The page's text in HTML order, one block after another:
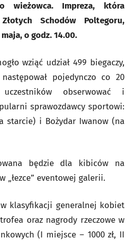
wieżowca. Impreza, która
Schodów Poltegoru,
o godz. 14.00.
wziąć udział 499 biegaczy,
pojedynczo co 20
obserwować i
sprawozdawcy sportowi:
starcie) i Bożydar Iwanow (na
będzie dla kibiców na
„łezce” eventowej galerii.
klasyfikacji generalnej kobiet
oraz nagrody rzeczowe w
(I miejsce – 1000 zł, II